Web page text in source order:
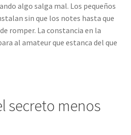
algo salga mal. Los pequeños
sin que los notes hasta que
romper. La constancia en la
al amateur que estanca del que
secreto menos